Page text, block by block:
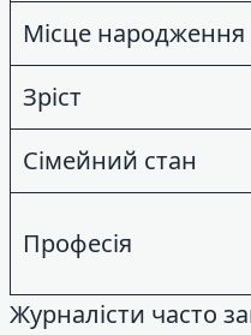
Місце народження
Зріст
Сімейний стан
Професія
Журналісти часто